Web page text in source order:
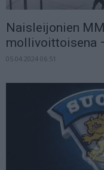
Naisleijonien
mollivoittoisena
05.04.2024 06:51